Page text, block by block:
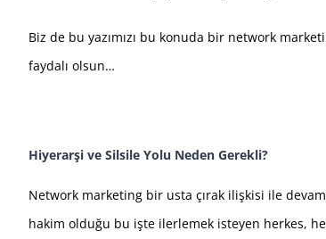
Biz de bu yazımızı bu konuda bir network
faydalı olsun…
Hiyerarşi ve Silsile Yolu Neden Gerekli?
Network marketing bir usta çırak ilişkisi ile devam
hakim olduğu bu işte ilerlemek isteyen herkes,